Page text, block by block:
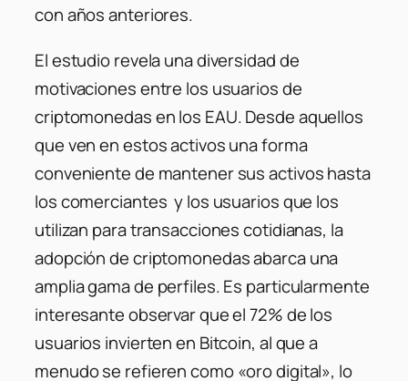
con años anteriores.
El estudio revela una diversidad de
motivaciones entre los usuarios de
criptomonedas en los EAU. Desde aquellos
que ven en estos activos una forma
conveniente de mantener sus activos hasta
los comerciantes y los usuarios que los
utilizan para transacciones cotidianas, la
adopción de criptomonedas abarca una
amplia gama de perfiles. Es particularmente
interesante observar que el 72% de los
usuarios invierten en Bitcoin, al que a
menudo se refieren como «oro digital», lo